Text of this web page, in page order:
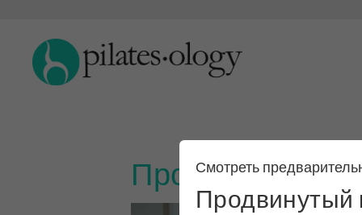
Продвинутый
Смотреть
Продвинутый